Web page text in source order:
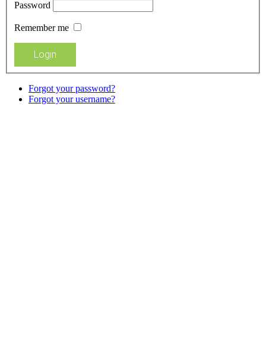
Password
Remember me
Forgot your password?
Forgot your username?